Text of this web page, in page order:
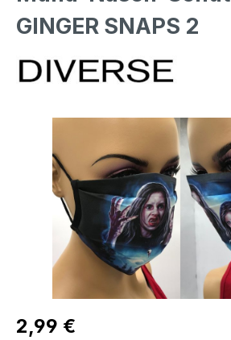
GINGER SNAPS 2
Bildergalerie überspringen
Regulärer Preis:
2,99 €